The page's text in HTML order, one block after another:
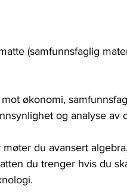
(samfunnsfaglig
økonomi,
og analyse av
du avansert
du trenger hvis du